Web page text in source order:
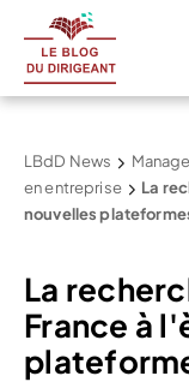
LBdD News
en entreprise
La
nouvelles
La
France à